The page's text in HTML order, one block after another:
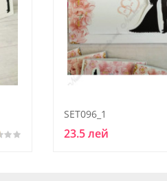
SET096_1
23.5 лей